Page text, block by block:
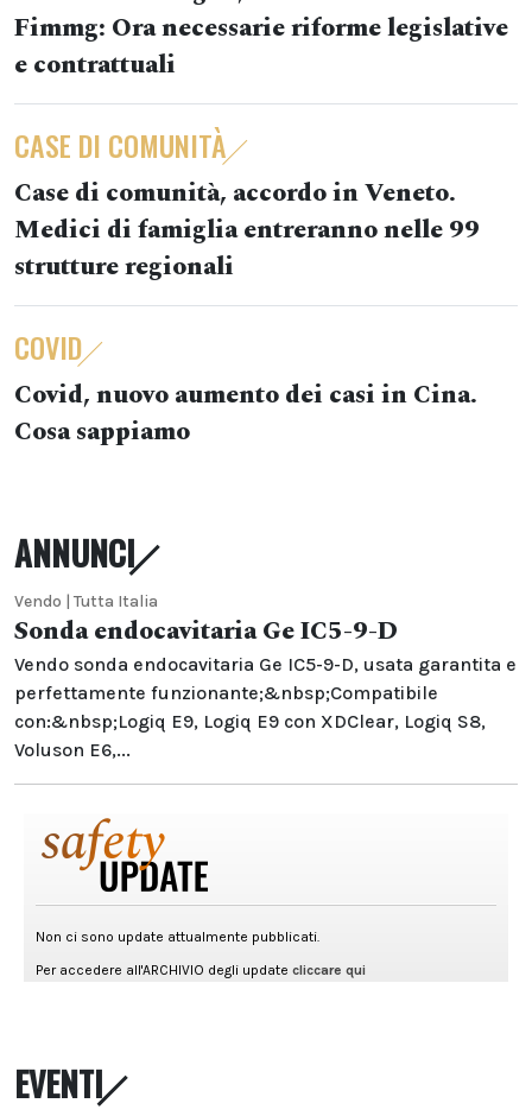
Fimmg: Ora necessarie riforme legislative
e contrattuali
CASE DI COMUNITÀ
Case di comunità, accordo in Veneto.
Medici di famiglia entreranno nelle 99
strutture regionali
COVID
Covid, nuovo aumento dei casi in Cina.
Cosa sappiamo
ANNUNCI
Vendo | Tutta Italia
Sonda endocavitaria Ge IC5-9-D
Vendo sonda endocavitaria Ge IC5-9-D, usata garantita e
perfettamente funzionante;&nbsp;Compatibile
con:&nbsp;Logiq E9, Logiq E9 con XDClear, Logiq S8,
Voluson E6,...
EVENTI